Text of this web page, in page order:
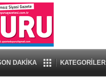
DAKİKA KATEGORİLER